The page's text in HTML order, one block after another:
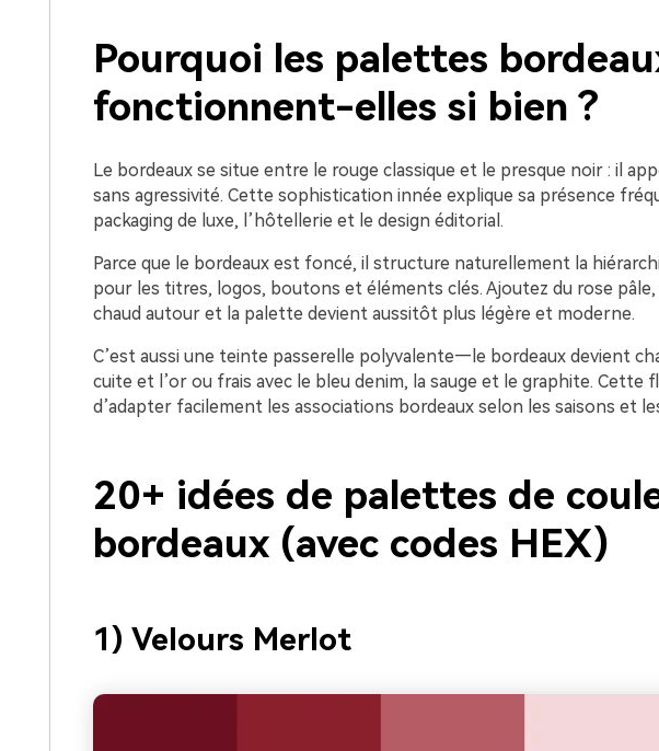
Pourquoi les palettes
fonctionnent-elles si bien ?
Le bordeaux se situe entre le rouge classique et le presque noir : il
sans agressivité. Cette sophistication innée explique sa présence
packaging de luxe, l’hôtellerie et le design éditorial.
Parce que le bordeaux est foncé, il structure naturellement la
pour les titres, logos, boutons et éléments clés. Ajoutez du rose pâle,
chaud autour et la palette devient aussitôt plus légère et moderne.
C’est aussi une teinte passerelle polyvalente—le bordeaux devient
cuite et l’or ou frais avec le bleu denim, la sauge et le graphite. Cette
d’adapter facilement les associations bordeaux selon les saisons et
20+ idées de palettes de
bordeaux (avec codes HEX)
1) Velours Merlot